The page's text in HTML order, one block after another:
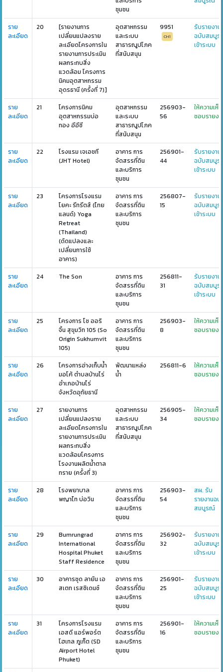
ชุมชน
ราย
ละเอียด
20
[รายงานการ
เปลี่ยนแปลงราย
ละเอียดโครงการใน
รายงานการประเมิน
ผลกระทบสิ่ง
แวดล้อม โครงการ
นิคมอุตสาหกรรม
อุดรธานี (ครั้งที่ 7)]
อุตสาหกรรม
และระบบ
สาธารณูปโภค
ที่สนับสนุน
9951
CH1
รับรายงาน
ฉบับสมบู
เข้าระบบ
ราย
ละเอียด
21
โครงการนิคม
อุตสาหกรรมบ่อ
ทอง อีอีซี
อุตสาหกรรม
และระบบ
สาธารณูปโภค
ที่สนับสนุน
256903-
56
ให้ความเห็น
ชอบรายงา
ราย
ละเอียด
22
โรงแรม เจเอชที
(JHT Hotel)
อาคาร การ
จัดสรรที่ดิน
และบริการ
ชุมชน
256901-
44
รับรายงาน
ฉบับสมบู
เข้าระบบ
ราย
ละเอียด
23
โครงการโรงแรม
โยคะ รีทรีตส์ (ไทย
แลนด์) Yoga
Retreat
(Thailand)
(ดัดแปลงและ
เปลี่ยนการใช้
อาคาร)
อาคาร การ
จัดสรรที่ดิน
และบริการ
ชุมชน
256807-
15
รับรายงาน
ฉบับสมบู
เข้าระบบ
ราย
ละเอียด
24 The Son
อาคาร การ
จัดสรรที่ดิน
และบริการ
ชุมชน
256811-
31
รับรายงาน
ฉบับสมบู
เข้าระบบ
ราย
ละเอียด
25
โครงการ โซ ออริ
จิ้น สุขุมวิท 105 (So
Origin Sukhumvit
105)
อาคาร การ
จัดสรรที่ดิน
และบริการ
ชุมชน
256903-
8
ให้ความเห็น
ชอบรายงา
ราย
ละเอียด
26
โครงการอ่างเก็บน้ำ
มอโค้ ตำบลบ้านไร่
อำเภอบ้านไร่
จังหวัดอุทัยธานี
พัฒนาแหล่ง
น้ำ
256811-6
ให้ความเห็น
ชอบรายงา
ราย
ละเอียด
27
รายงานการ
เปลี่ยนแปลงราย
ละเอียดโครงการใน
รายงานการประเมิน
ผลกระทบสิ่ง
แวดล้อมโครงการ
โรงงานผลิตน้ำตาล
ทราย (ครั้งที่ 3)
อุตสาหกรรม
และระบบ
สาธารณูปโภค
ที่สนับสนุน
256905-
34
ให้ความเห็น
ชอบรายงา
ราย
ละเอียด
28
โรงพยาบาล
พญาไท บ่อวิน
อาคาร การ
จัดสรรที่ดิน
และบริการ
ชุมชน
256903-
54
สผ. รับ
รายงานฉบั
สมบูรณ์
ราย
ละเอียด
29
Bumrungrad
International
Hospital Phuket
Staff Residence
อาคาร การ
จัดสรรที่ดิน
และบริการ
ชุมชน
256902-
32
รับรายงาน
ฉบับสมบู
เข้าระบบ
ราย
ละเอียด
30
อาคารชุด ลายัน เอ
สเตท เรสซิเดนซ์
อาคาร การ
จัดสรรที่ดิน
และบริการ
ชุมชน
256901-
25
รับรายงาน
ฉบับสมบู
เข้าระบบ
ราย
ละเอียด
31
โครงการโรงแรม
เอสดี แอร์พอร์ต
โฮเทล ภูเก็ต (SD
Airport Hotel
Phuket)
อาคาร การ
จัดสรรที่ดิน
และบริการ
ชุมชน
256901-
16
ให้ความเห็น
ชอบรายงา